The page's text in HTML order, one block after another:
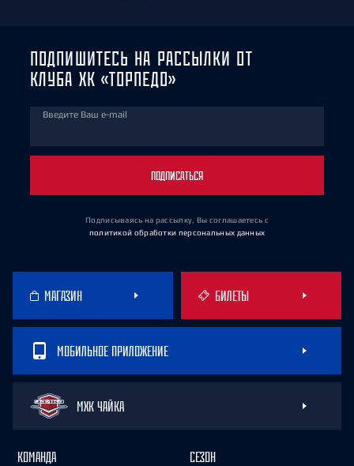
ПОДПИШИТЕСЬ НА РАССЫЛКИ ОТ
КЛУБА ХК «ТОРПЕДО»
Введите Ваш e-mail
ПОДПИСАТЬСЯ
Подписываясь на рассылку, Вы соглашаетесь с
политикой обработки персональных данных
МАГАЗИН БИЛЕТЫ
МОБИЛЬНОЕ ПРИЛОЖЕНИЕ
МХК ЧАЙКА
КОМАНДА СЕЗОН